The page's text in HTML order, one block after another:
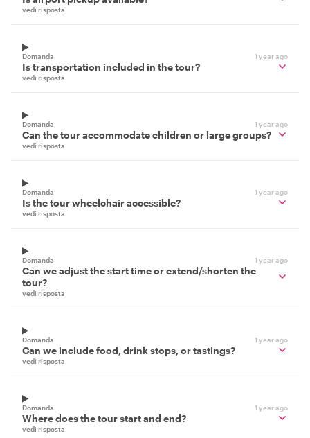
vedi risposta
Domanda 1 year ago
Is transportation included in the tour?
vedi risposta
Domanda 1 year ago
Can the tour accommodate children or large groups?
vedi risposta
Domanda 1 year ago
Is the tour wheelchair accessible?
vedi risposta
Domanda 1 year ago
Can we adjust the start time or extend/shorten the
tour?
vedi risposta
Domanda 1 year ago
Can we include food, drink stops, or tastings?
vedi risposta
Domanda 1 year ago
Where does the tour start and end?
vedi risposta